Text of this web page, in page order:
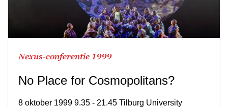
Nexus-conferentie 1999
No Place for Cosmopolitans?
8 oktober 1999 9.35 - 21.45 Tilburg University